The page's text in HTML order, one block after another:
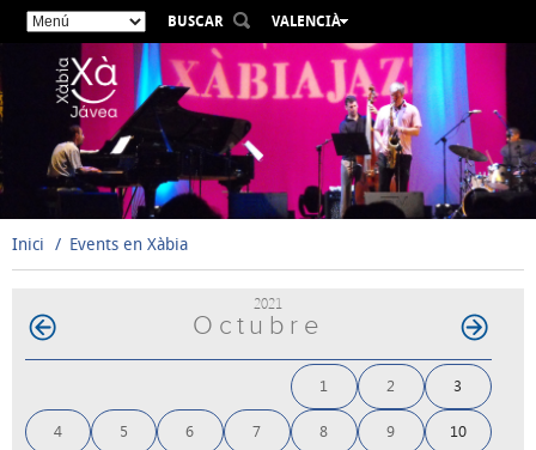
BUSCAR
VALENCIÀ
ESPAÑOL
ENGLISH
DEUTSCH
РУССКИЙ
Inici Events en Xàbia
2021
Octubre
1 2 3
4 5 6 7 8 9 10